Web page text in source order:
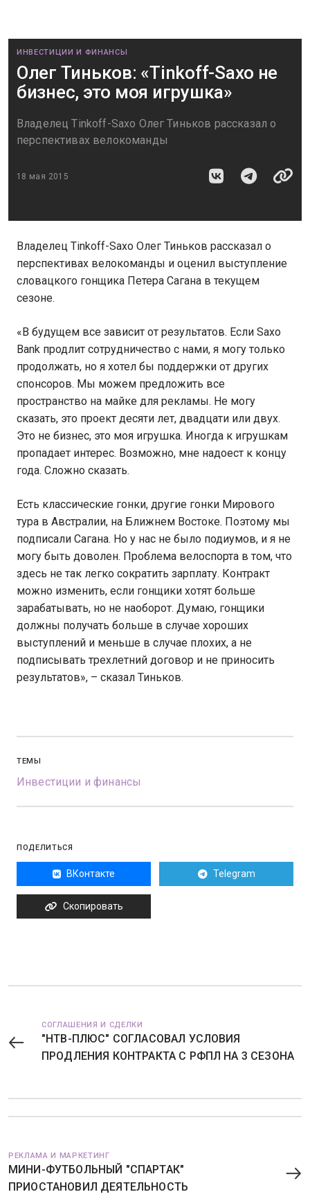
ИНВЕСТИЦИИ И ФИНАНСЫ
Олег Тиньков: «Tinkoff-Saxo не
бизнес, это моя игрушка»
Владелец Tinkoff-Saxo Олег Тиньков рассказал о
перспективах велокоманды
18 мая 2015
Владелец Tinkoff-Saxo Олег Тиньков рассказал о
перспективах велокоманды и оценил выступление
словацкого гонщика Петера Сагана в текущем
сезоне.
«В будущем все зависит от результатов. Если Saxo
Bank продлит сотрудничество с нами, я могу только
продолжать, но я хотел бы поддержки от других
спонсоров. Мы можем предложить все
пространство на майке для рекламы. Не могу
сказать, это проект десяти лет, двадцати или двух.
Это не бизнес, это моя игрушка. Иногда к игрушкам
пропадает интерес. Возможно, мне надоест к концу
года. Сложно сказать.
Есть классические гонки, другие гонки Мирового
тура в Австралии, на Ближнем Востоке. Поэтому мы
подписали Сагана. Но у нас не было подиумов, и я не
могу быть доволен. Проблема велоспорта в том, что
здесь не так легко сократить зарплату. Контракт
можно изменить, если гонщики хотят больше
зарабатывать, но не наоборот. Думаю, гонщики
должны получать больше в случае хороших
выступлений и меньше в случае плохих, а не
подписывать трехлетний договор и не приносить
результатов», – сказал Тиньков.
ТЕМЫ
Инвестиции и финансы
ПОДЕЛИТЬСЯ
ВКонтакте Telegram
Скопировать
СОГЛАШЕНИЯ И СДЕЛКИ
"НТВ-ПЛЮС" СОГЛАСОВАЛ УСЛОВИЯ
ПРОДЛЕНИЯ КОНТРАКТА С РФПЛ НА 3 СЕЗОНА
РЕКЛАМА И МАРКЕТИНГ
МИНИ-ФУТБОЛЬНЫЙ "СПАРТАК"
ПРИОСТАНОВИЛ ДЕЯТЕЛЬНОСТЬ